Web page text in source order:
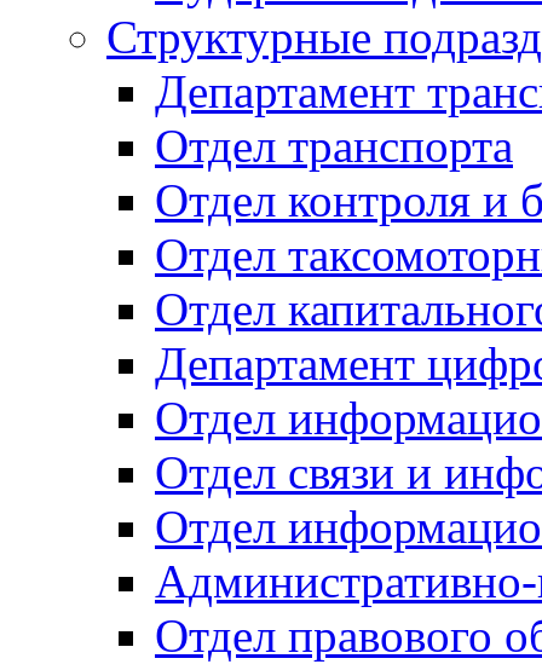
Структурные
Департамент
Отдел транспорта
Отдел контроля и
Отдел
Отдел
Департамент
Отдел
Отдел связи и
Отдел
Отдел правового